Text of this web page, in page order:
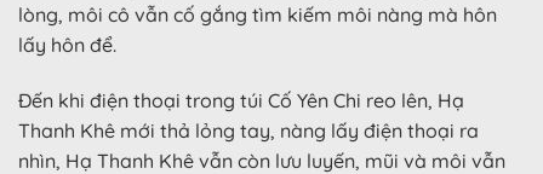
lòng, môi cô vẫn cố gắng tìm kiếm môi nàng mà hôn
lấy hôn để.
Đến khi điện thoại trong túi Cố Yên Chi reo lên, Hạ
Thanh Khê mới thả lỏng tay, nàng lấy điện thoại ra
nhìn, Hạ Thanh Khê vẫn còn lưu luyến, mũi và môi vẫn